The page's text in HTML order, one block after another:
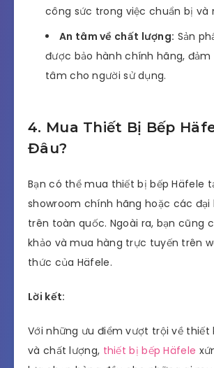
công sức trong việc chuẩn bị và
An tâm về chất lượng: Sản
được bảo hành chính hãng, đảm
tâm cho người sử dụng.
4. Mua Thiết Bị Bếp
Đâu?
Bạn có thể mua thiết bị bếp Häfele
showroom chính hãng hoặc các đại
trên toàn quốc. Ngoài ra, bạn cũng
khảo và mua hàng trực tuyến trên
thức của Häfele.
Lời kết:
Với những ưu điểm vượt trội về thiết
và chất lượng, thiết bị bếp Häfele